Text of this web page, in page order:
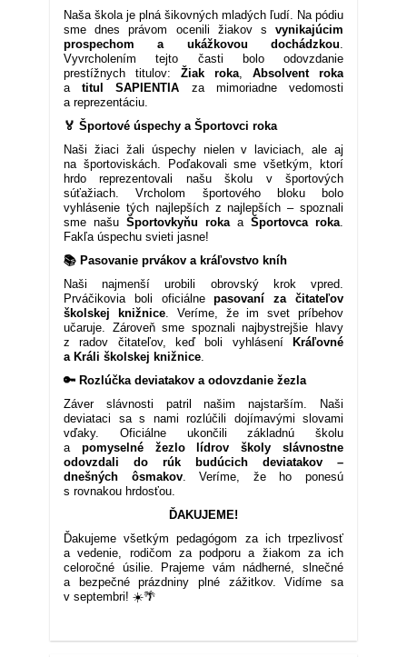
Naša škola je plná šikovných mladých ľudí. Na pódiu
sme dnes právom ocenili žiakov s vynikajúcim
prospechom a ukážkovou dochádzkou.
Vyvrcholením tejto časti bolo odovzdanie
prestížnych titulov: Žiak roka, Absolvent roka
atitul SAPIENTIA za mimoriadne vedomosti
a reprezentáciu.
🏅 Športové úspechy a Športovci roka
Naši žiaci žali úspechy nielen v laviciach, ale aj
na športoviskách. Poďakovali sme všetkým, ktorí
hrdo reprezentovali našu školu v športových
súťažiach. Vrcholom športového bloku bolo
vyhlásenie tých najlepších z najlepších – spoznali
sme našu Športovkyňu rokaa Športovca roka.
Fakľa úspechu svieti jasne!
📚 Pasovanie prvákov a kráľovstvo kníh
Naši najmenší urobili obrovský krok vpred.
Prváčikovia boli oficiálnepasovaní za čitateľov
školskej knižnice. Veríme, že im svet príbehov
učaruje. Zároveň sme spoznali najbystrejšie hlavy
z radov čitateľov, keď boli vyhlásení
Kráľovné
a Králi školskej knižnice.
🔑 Rozlúčka deviatakov a odovzdanie žezla
Záver slávnosti patril našim najstarším. Naši
deviataci sa s nami rozlúčili dojímavými slovami
vďaky. Oficiálne ukončili základnú školu
a pomyselné žezlo lídrov školy slávnostne
odovzdali do rúk budúcich deviatakov –
dnešných ôsmakov. Veríme, že ho ponesú
s rovnakou hrdosťou.
ĎAKUJEME!
Ďakujeme všetkým pedagógom za ich trpezlivosť
a vedenie, rodičom za podporu a žiakom za ich
celoročné úsilie. Prajeme vám nádherné, slnečné
a bezpečné prázdniny plné zážitkov. Vidíme sa
v septembri! ☀️🌴
Slávnostné